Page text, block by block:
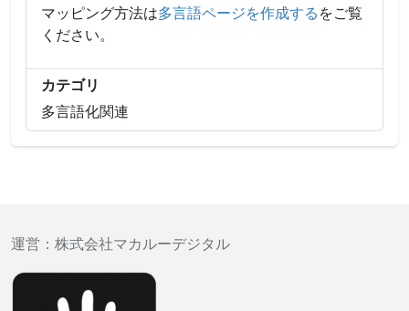
マッピング方法は多言語ページを作成する をご覧
ください。
カテゴリ
多言語化関連
運営： 株式会社マカルーデジタル